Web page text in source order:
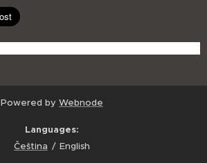
Powered by Webnode
Languages
Čeština
English